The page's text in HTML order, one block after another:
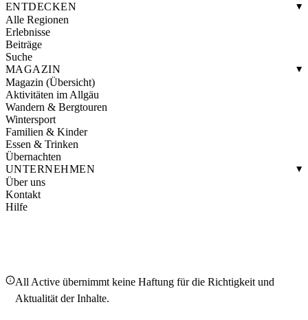
ENTDECKEN
Alle Regionen
Erlebnisse
Beiträge
Suche
MAGAZIN
Magazin (Übersicht)
Aktivitäten im Allgäu
Wandern & Bergtouren
Wintersport
Familien & Kinder
Essen & Trinken
Übernachten
UNTERNEHMEN
Über uns
Kontakt
Hilfe
All Active übernimmt keine Haftung für die Richtigkeit und
Aktualität der Inhalte.